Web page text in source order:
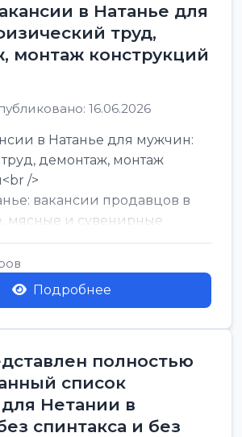
в Натанье для
труд,
монтаж конструкций
16.06.2026
в Натанье для мужчин:
демонтаж, монтаж
/>
вакансии продавцов в
мясные и сувенирные
на сборку м...
Подробнее
полностью
список
Нетании в
спинтакса и без